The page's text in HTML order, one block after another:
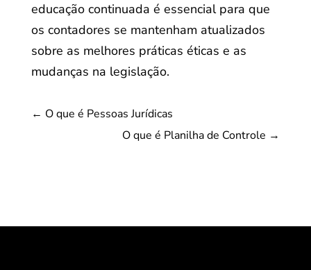
educação continuada é essencial para que
os contadores se mantenham atualizados
sobre as melhores práticas éticas e as
mudanças na legislação.
← O que é Pessoas Jurídicas
O que é Planilha de Controle →